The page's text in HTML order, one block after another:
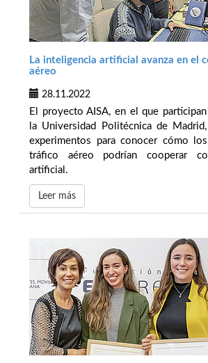
La inteligencia artificial avanza en el
aéreo
28.11.2022
El proyecto AISA, en el que
la Universidad Politécnica de
experimentos para conocer cómo
tráfico aéreo podrían cooperar
artificial.
Leer más